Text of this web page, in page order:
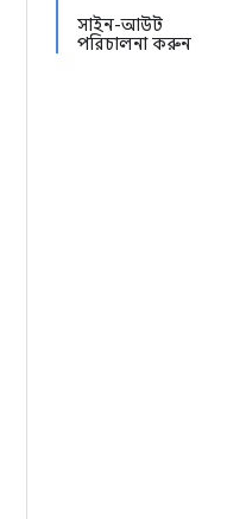
সাইন-আউট
পরিচালনা করুন